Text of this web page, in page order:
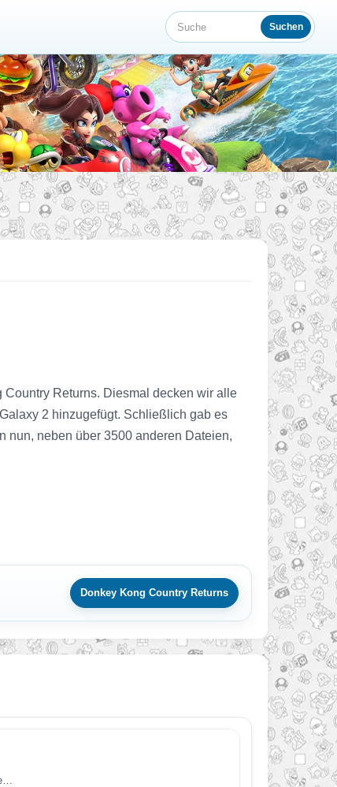
Suche Suchen
Returns. Diesmal decken wir alle
2 hinzugefügt. Schließlich gab es
nun, neben über 3500 anderen Dateien,
Donkey Kong Country Returns